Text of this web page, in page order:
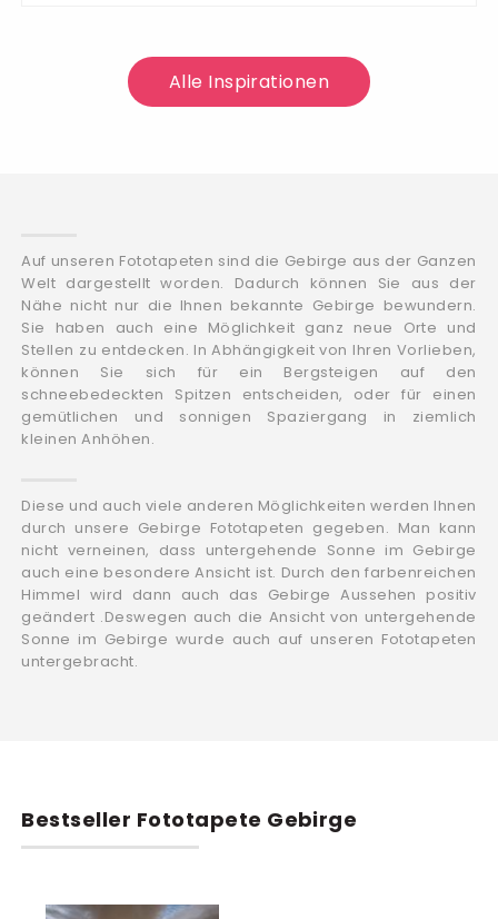
Alle Inspirationen
Auf unseren Fototapeten sind die Gebirge aus der Ganzen
Welt dargestellt worden. Dadurch können Sie aus der
Nähe nicht nur die Ihnen bekannte Gebirge bewundern.
Sie haben auch eine Möglichkeit ganz neue Orte und
Stellen zu entdecken. In Abhängigkeit von Ihren Vorlieben,
können Sie sich für ein Bergsteigen auf den
schneebedeckten Spitzen entscheiden, oder für einen
gemütlichen und sonnigen Spaziergang in ziemlich
kleinen Anhöhen.
Diese und auch viele anderen Möglichkeiten werden Ihnen
durch unsere Gebirge Fototapeten gegeben. Man kann
nicht verneinen, dass untergehende Sonne im Gebirge
auch eine besondere Ansicht ist. Durch den farbenreichen
Himmel wird dann auch das Gebirge Aussehen positiv
geändert .Deswegen auch die Ansicht von untergehende
Sonne im Gebirge wurde auch auf unseren Fototapeten
untergebracht.
Bestseller Fototapete Gebirge